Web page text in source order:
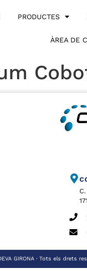
PRODUCTES
ÀREA DE
GIRONA · Tots els drets